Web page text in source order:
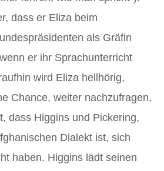
dass er Eliza beim
als Gräfin
er ihr Sprachunterricht
wird Eliza hellhörig,
Chance, weiter nachzufragen,
dass Higgins und Pickering,
Dialekt ist, sich
haben. Higgins lädt seinen